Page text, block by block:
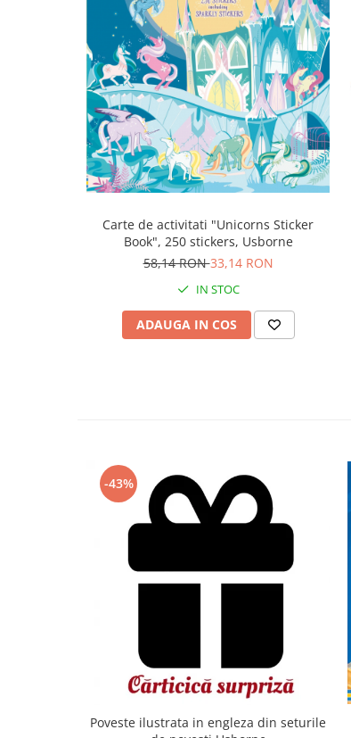
Carte de activitati "Unicorns Sticker
Book", 250 stickers, Usborne
58,14 RON33,14 RON
IN STOC
ADAUGA IN COS
-43%
Poveste ilustrata in engleza din seturile